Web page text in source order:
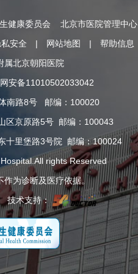
健康委员会
北京市医院管理中心
私安全 | 网站地图 |
帮助信息
属北京朝阳医院
安备11010502033042
南路8号 邮编：100020
区京原路5号 邮编：100043
十里堡路3号院 邮编：100024
rights Reserved
作为诊断及医疗依据。
技术支持：